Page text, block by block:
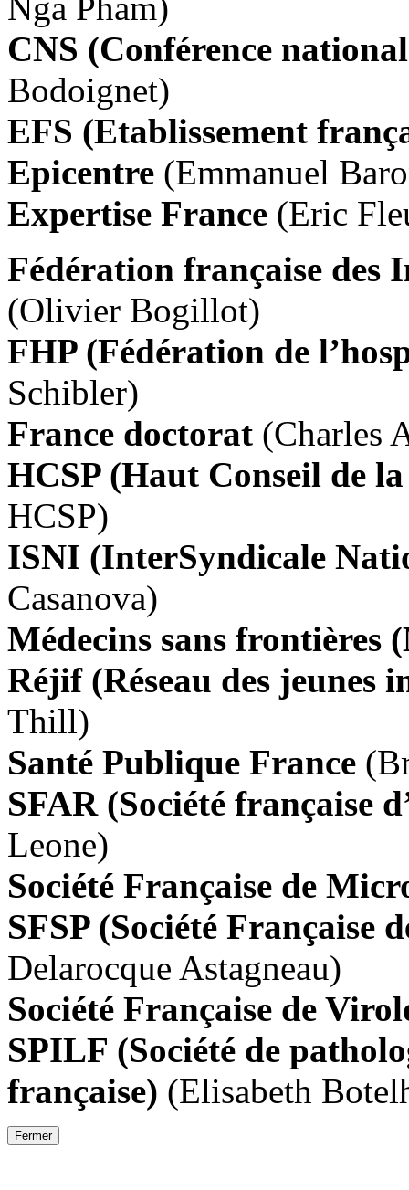
Nga Pham)
CNS (Conférence
Bodoignet)
EFS (Etablissement
Epicentre (Emmanuel
Expertise France (Eric
Fédération française des
(Olivier Bogillot)
FHP (Fédération de
Schibler)
France doctorat (Charles
HCSP (Haut Conseil de
HCSP)
ISNI (InterSyndicale
Casanova)
Médecins sans frontières
Réjif (Réseau des jeunes
Thill)
Santé Publique France
SFAR (Société française
Leone)
Société Française de
SFSP (Société Française
Delarocque Astagneau)
Société Française de
SPILF (Société de
française) (Elisabeth
Fermer